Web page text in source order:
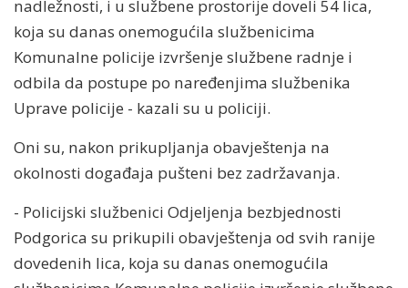
nadležnosti, i u službene prostorije doveli 54 lica,
koja su danas onemogućila službenicima
Komunalne policije izvršenje službene radnje i
odbila da postupe po naređenjima službenika
Uprave policije - kazali su u policiji.
Oni su, nakon prikupljanja obavještenja na
okolnosti događaja pušteni bez zadržavanja.
- Policijski službenici Odjeljenja bezbjednosti
Podgorica su prikupili obavještenja od svih ranije
dovedenih lica, koja su danas onemogućila